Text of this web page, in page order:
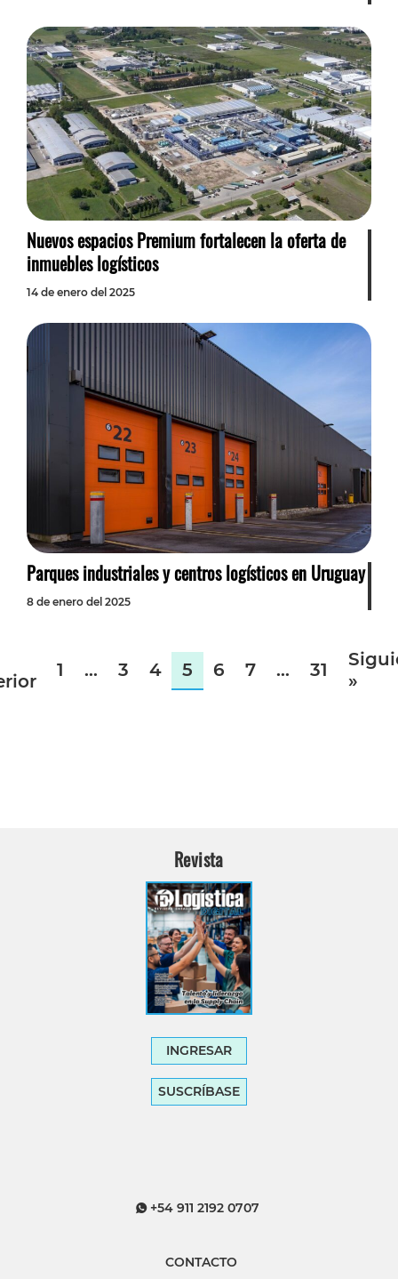
Nuevos espacios Premium fortalecen la oferta de
inmuebles logísticos
14 de enero del 2025
Parques industriales y centros logísticos en Uruguay
8 de enero del 2025
1 … 3 4 5 6 7 … 31
»
Revista
INGRESAR
SUSCRÍBASE
+54 911 2192 0707
CONTACTO